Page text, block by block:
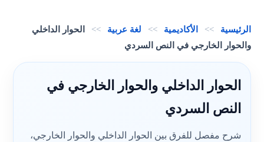
الرئيسية >> الأكاديمية >> لغة عربية >>
الحوار الداخلي
والحوار الخارجي في النص السردي
الحوار الداخلي والحوار الخارجي في
النص السردي
شرح مفصل للفرق بين الحوار الداخلي والحوار الخارجي،